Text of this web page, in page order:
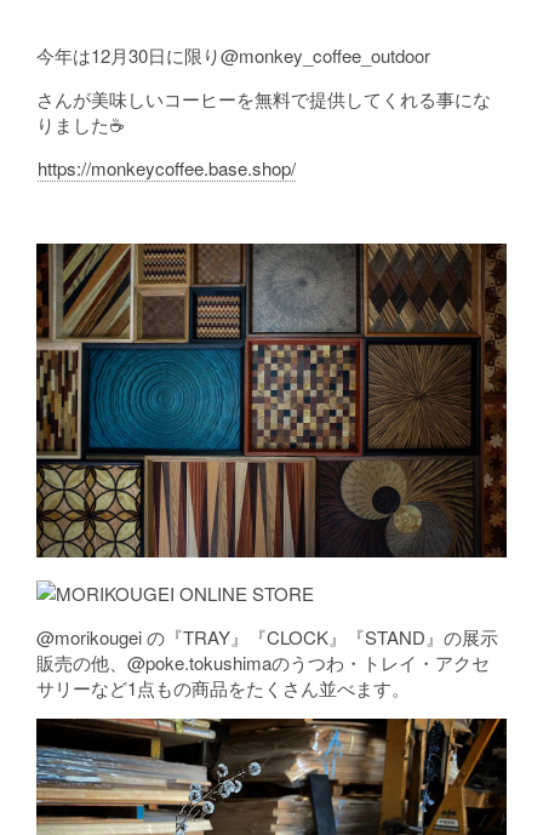
今年は12月30日に限り@monkey_coffee_outdoor
さんが美味しいコーヒーを無料で提供してくれる事にな
りました☕️
https://monkeycoffee.base.shop/
@morikougei の『TRAY』『CLOCK』『STAND』の展示
販売の他、@poke.tokushimaのうつわ・トレイ・アクセ
サリーなど1点もの商品をたくさん並べます。